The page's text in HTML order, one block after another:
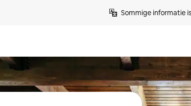
Sommige informatie